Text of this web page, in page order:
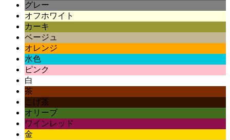
グレー
オフホワイト
カーキ
ベージュ
オレンジ
水色
ピンク
白
茶
こげ茶
オリーブ
ワインレッド
金